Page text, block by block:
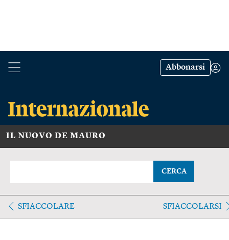
Abbonarsi
IL NUOVO DE MAURO
CERCA
SFIACCOLARE SFIACCOLARSI